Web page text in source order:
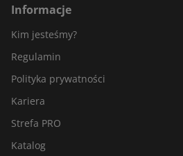
Informacje
Kim jesteśmy?
Regulamin
Polityka prywatności
Kariera
Strefa PRO
Katalog